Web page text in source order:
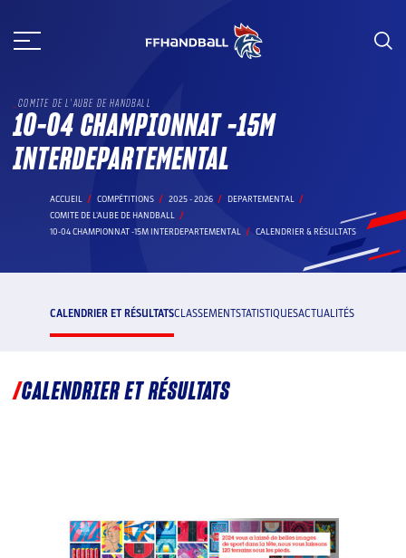
au
COMITE DE L'AUBE DE HANDBALL
10-04 CHAMPIONNAT -15M
INTERDEPARTEMENTAL
ACCUEIL COMPÉTITIONS 2025 - 2026
DEPARTEMENTAL
COMITE DE L'AUBE DE HANDBALL
10-04 CHAMPIONNAT -15M INTERDEPARTEMENTAL
CALENDRIER & RÉSULTATS
CALENDRIER ET RÉSULTATSCLASSEMENTSTATISTIQUESACTUALITÉS
CALENDRIER ET RÉSULTATS